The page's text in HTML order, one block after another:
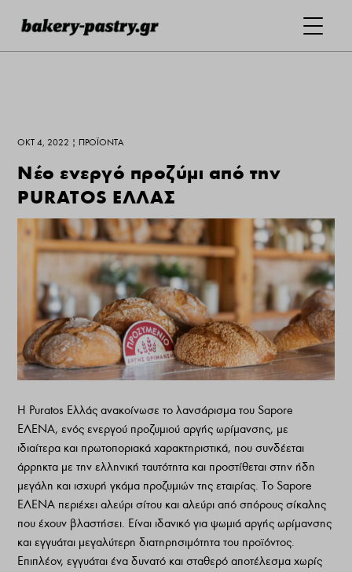
ΟΚΤ 4, 2022 |ΠΡΟΪΌΝΤΑ
Νέο ενεργό προζύμι από την
PURATOS ΕΛΛΑΣ
H Puratos Ελλάς ανακοίνωσε το λανσάρισμα του Sapore
ΕΛΕΝΑ, ενός ενεργού προζυμιού αργής ωρίμανσης, με
ιδιαίτερα και πρωτοποριακά χαρακτηριστικά, που συνδέεται
άρρηκτα με την ελληνική ταυτότητα και προστίθεται στην ήδη
μεγάλη και ισχυρή γκάμα προζυμιών της εταιρίας. Τo Sapore
ΕΛΕΝΑ περιέχει αλεύρι σίτου και αλεύρι από σπόρους σίκαλης
που έχουν βλαστήσει. Είναι ιδανικό για ψωμιά αργής ωρίμανσης
και εγγυάται μεγαλύτερη διατηρησιμότητα του προϊόντος.
Επιπλέον, εγγυάται ένα δυνατό και σταθερό αποτέλεσμα χωρίς